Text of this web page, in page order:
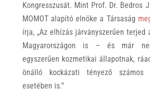
Kongresszusát. Mint Prof. Dr. Bedros
MOMOT alapító elnöke a Társaság
írja, „Az elhízás járványszerűen
Magyarországon is – és már
egyszerűen kozmetikai állapotnak,
önálló kockázati tényező számos
esetében is.”